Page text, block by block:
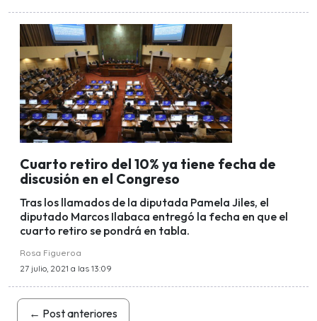
Cuarto retiro del 10% ya tiene fecha de
discusión en el Congreso
Tras los llamados de la diputada Pamela Jiles, el
diputado Marcos Ilabaca entregó la fecha en que el
cuarto retiro se pondrá en tabla.
Rosa Figueroa
27 julio, 2021 a las 13:09
← Post anteriores